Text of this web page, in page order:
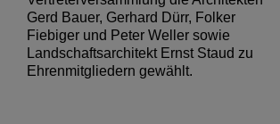
Gerd Bauer, Gerhard Dürr, Folker
Fiebiger und Peter Weller sowie
Landschaftsarchitekt Ernst Staud zu
Ehrenmitgliedern gewählt.